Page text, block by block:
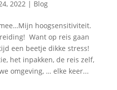
2022| Blog
hoogsensitiviteit.
Want op reis gaan
een beetje dikke stress!
het inpakken, de reis zelf,
omgeving, … elke keer...